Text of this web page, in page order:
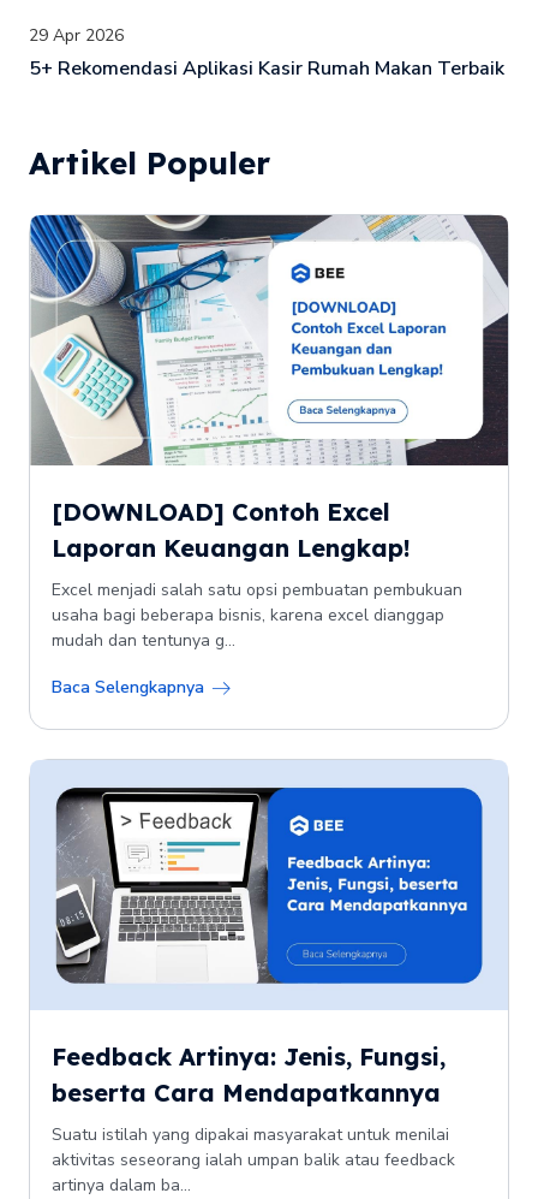
29 Apr 2026
5+ Rekomendasi Aplikasi Kasir Rumah Makan Terbaik
Artikel Populer
[DOWNLOAD] Contoh Excel
Laporan Keuangan Lengkap!
Excel menjadi salah satu opsi pembuatan pembukuan
usaha bagi beberapa bisnis, karena excel dianggap
mudah dan tentunya g...
Baca Selengkapnya
Feedback Artinya: Jenis, Fungsi,
beserta Cara Mendapatkannya
Suatu istilah yang dipakai masyarakat untuk menilai
aktivitas seseorang ialah umpan balik atau feedback
artinya dalam ba...